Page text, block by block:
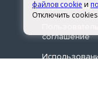
соглашение
файлов cookie и
Отключить